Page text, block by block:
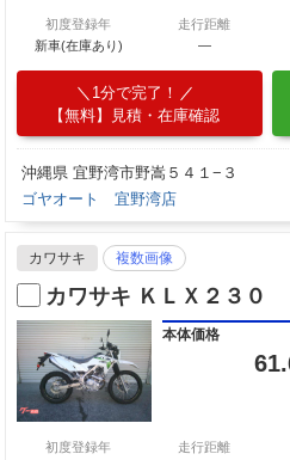
初度登録年
新車(在庫あり)
走行距離
―
1分で完了！
【無料】見積・在庫確認
沖縄県 宜野湾市野嵩５４１−３
ゴヤオート 宜野湾店
カワサキ 複数画像
カワサキ ＫＬＸ２３０
本体価格
初度登録年
走行距離